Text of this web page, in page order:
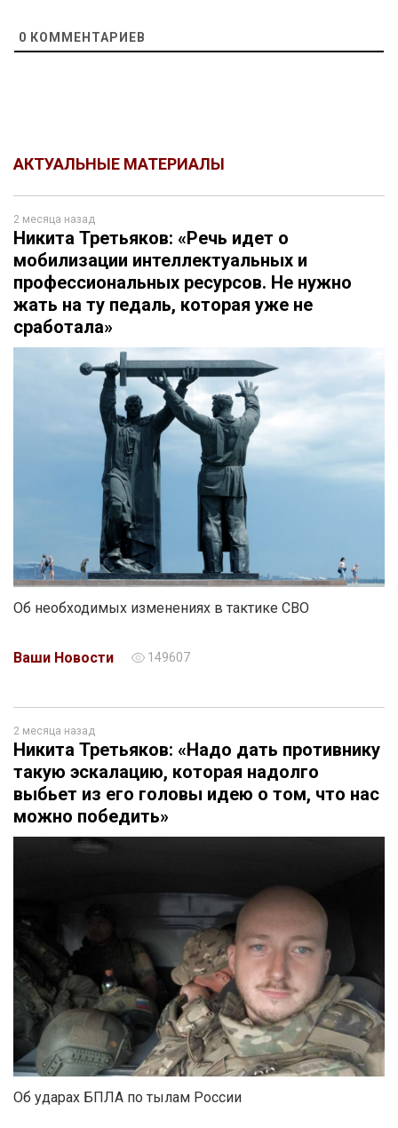
0 КОММЕНТАРИЕВ
АКТУАЛЬНЫЕ МАТЕРИАЛЫ
2 месяца назад
Никита Третьяков: «Речь идет о
мобилизации интеллектуальных и
профессиональных ресурсов. Не нужно
жать на ту педаль, которая уже не
сработала»
Об необходимых изменениях в тактике СВО
Ваши Новости 149607
2 месяца назад
Никита Третьяков: «Надо дать противнику
такую эскалацию, которая надолго
выбьет из его головы идею о том, что нас
можно победить»
Об ударах БПЛА по тылам России